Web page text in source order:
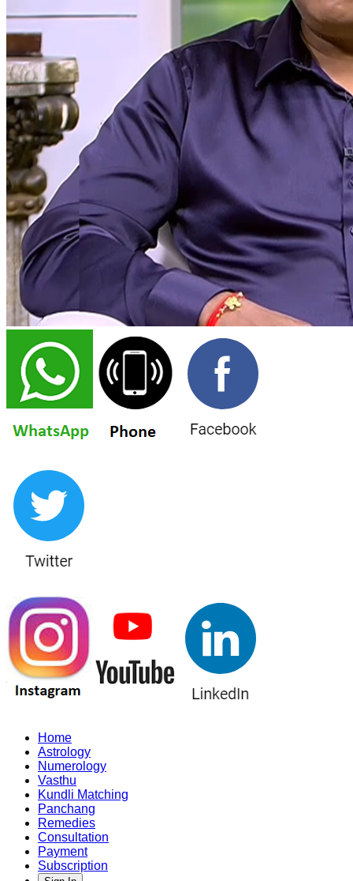
Home
Astrology
Numerology
Vasthu
Kundli Matching
Panchang
Remedies
Consultation
Payment
Subscription